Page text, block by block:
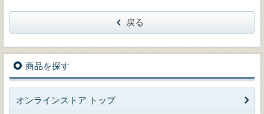
戻る
商品を探す
オンラインストア トップ